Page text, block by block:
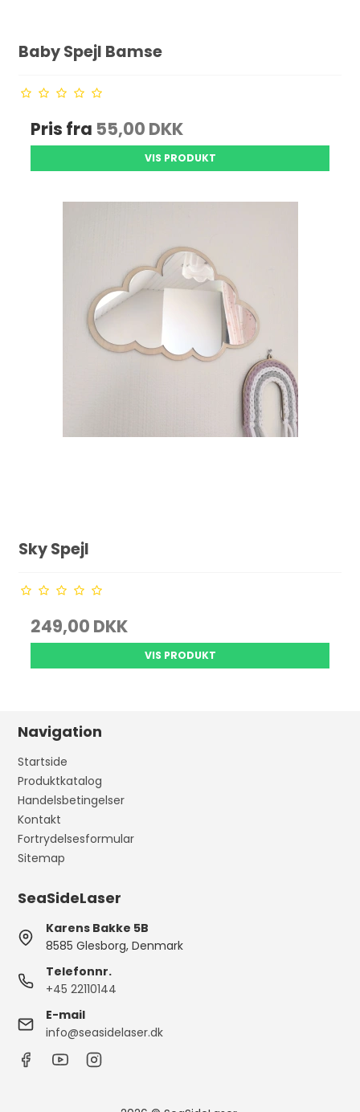
Baby Spejl Bamse
Pris fra 55,00 DKK
VIS PRODUKT
Sky Spejl
249,00 DKK
VIS PRODUKT
Navigation
Startside
Produktkatalog
Handelsbetingelser
Kontakt
Fortrydelsesformular
Sitemap
SeaSideLaser
Karens Bakke 5B
8585 Glesborg, Denmark
Telefonnr.
+45 22110144
E-mail
info@seasidelaser.dk